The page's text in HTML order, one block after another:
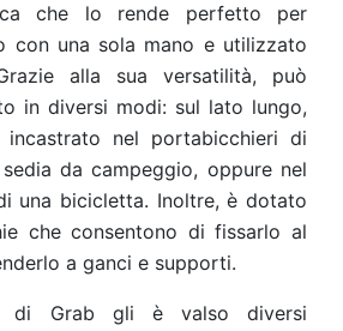
che lo rende perfetto per
con una sola mano e utilizzato
alla sua versatilità, può
in diversi modi: sul lato lungo,
nel portabicchieri di
da campeggio, oppure nel
una bicicletta. Inoltre, è dotato
che consentono di fissarlo al
a ganci e supporti.
di Grab gli è valso diversi